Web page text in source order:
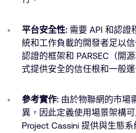
平台安全性: 需要 API 和認證
統和工作負載的開發者足以
認證的框架和 PARSEC（開
式提供安全的信任根和一般
參考實作: 由於物聯網的市場
異，因此定義使用場景架構
Project Cassini 提供與生態